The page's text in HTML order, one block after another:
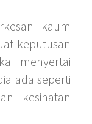
kaum
keputusan
menyertai
ada seperti
kesihatan